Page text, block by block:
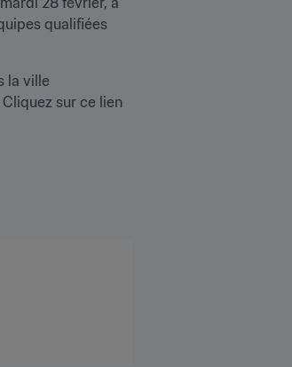
qualifiées
la ville
sur ce lien